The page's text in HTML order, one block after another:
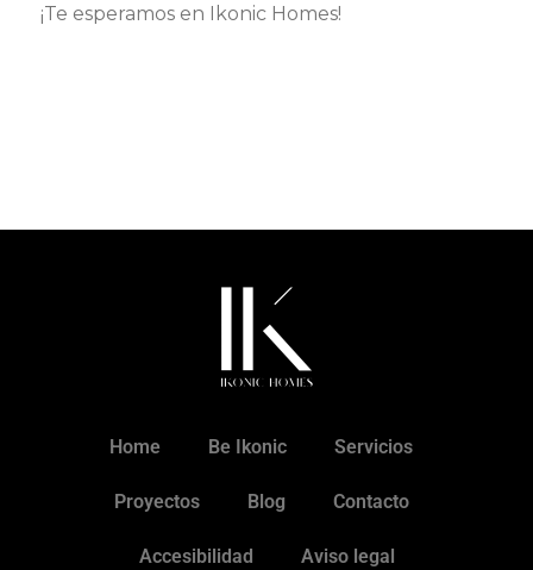
¡Te esperamos en Ikonic Homes!
Home Be Ikonic Servicios
Proyectos Blog Contacto
Accesibilidad Aviso legal